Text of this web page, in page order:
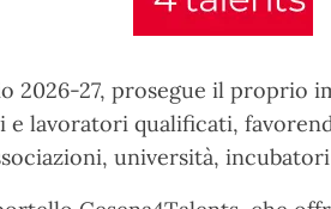
2026-27, prosegue il proprio
qualificati,
università,